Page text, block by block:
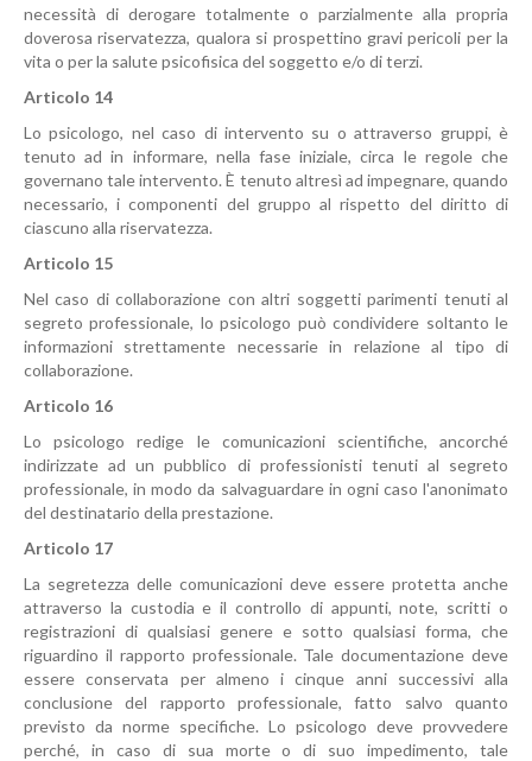
necessità di derogare totalmente o parzialmente alla propria
doverosa riservatezza, qualora si prospettino gravi pericoli per la
vita o per la salute psicofisica del soggetto e/o di terzi.
Articolo 14
Lo psicologo, nel caso di intervento su o attraverso gruppi, è
tenuto ad in informare, nella fase iniziale, circa le regole che
governano tale intervento. È tenuto altresì ad impegnare, quando
necessario, i componenti del gruppo al rispetto del diritto di
ciascuno alla riservatezza.
Articolo 15
Nel caso di collaborazione con altri soggetti parimenti tenuti al
segreto professionale, lo psicologo può condividere soltanto le
informazioni strettamente necessarie in relazione al tipo di
collaborazione.
Articolo 16
Lo psicologo redige le comunicazioni scientifiche, ancorché
indirizzate ad un pubblico di professionisti tenuti al segreto
professionale, in modo da salvaguardare in ogni caso l'anonimato
del destinatario della prestazione.
Articolo 17
La segretezza delle comunicazioni deve essere protetta anche
attraverso la custodia e il controllo di appunti, note, scritti o
registrazioni di qualsiasi genere e sotto qualsiasi forma, che
riguardino il rapporto professionale. Tale documentazione deve
essere conservata per almeno i cinque anni successivi alla
conclusione del rapporto professionale, fatto salvo quanto
previsto da norme specifiche. Lo psicologo deve provvedere
perché, in caso di sua morte o di suo impedimento, tale